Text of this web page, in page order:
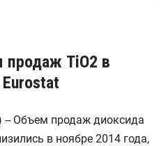
продаж TiO2 в
-- Объем продаж диоксида
в ноябре 2014 года,